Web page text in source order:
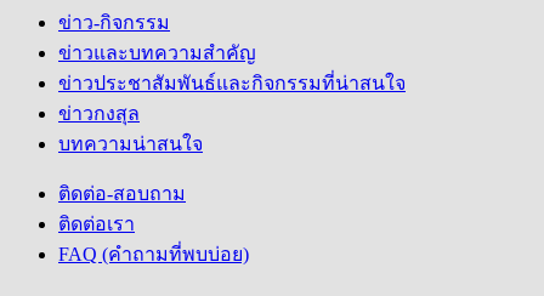
ข่าว-กิจกรรม
ข่าวและบทความสำคัญ
ข่าวประชาสัมพันธ์และกิจกรรมที่น่าสนใจ
ข่าวกงสุล
บทความน่าสนใจ
ติดต่อ-สอบถาม
ติดต่อเรา
FAQ (คำถามที่พบบ่อย)